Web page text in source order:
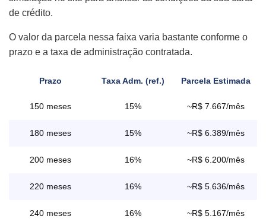
de crédito.
O valor da parcela nessa faixa varia bastante conforme o
prazo e a taxa de administração contratada.
Prazo Taxa Adm. (ref.) Parcela Estimada
150 meses 15% ~R$ 7.667/mês
180 meses 15% ~R$ 6.389/mês
200 meses 16% ~R$ 6.200/mês
220 meses 16% ~R$ 5.636/mês
240 meses 16% ~R$ 5.167/mês